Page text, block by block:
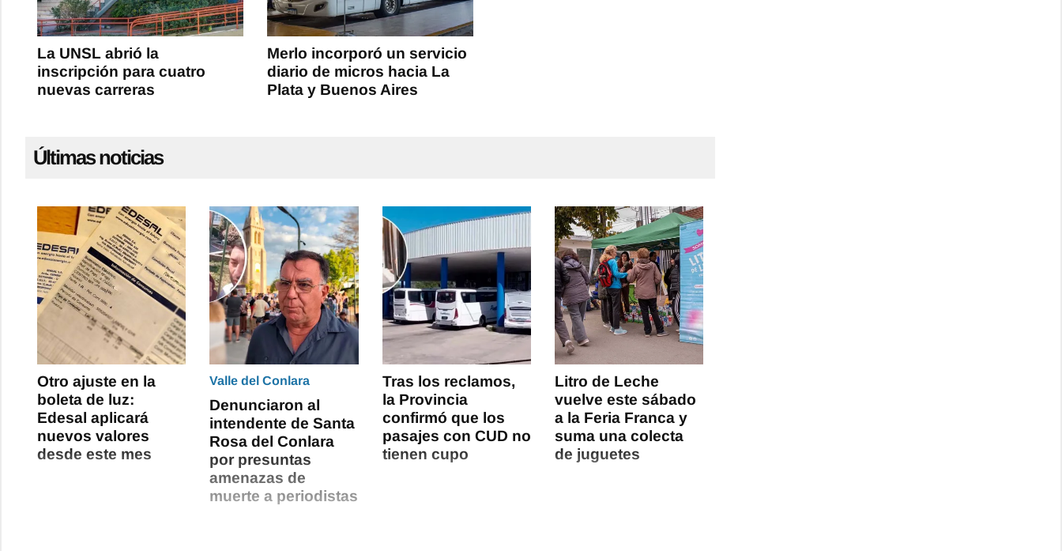
La UNSL abrió la
inscripción para cuatro
nuevas carreras
Merlo incorporó un servicio
diario de micros hacia La
Plata y Buenos Aires
Últimas noticias
Otro ajuste en la
boleta de luz:
Edesal aplicará
nuevos valores
desde este mes
Valle del Conlara
Denunciaron al
intendente de Santa
Rosa del Conlara
por presuntas
amenazas de
muerte a periodistas
Tras los reclamos,
la Provincia
confirmó que los
pasajes con CUD no
tienen cupo
Litro de Leche
vuelve este sábado
a la Feria Franca y
suma una colecta
de juguetes